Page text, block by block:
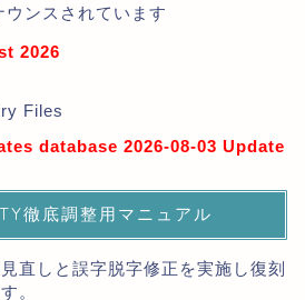
ンスされています
2026
Files
database 2026-08-03 Update
徹底調整用マニュアル
直しと誤字脱字修正を実施し復刻
。